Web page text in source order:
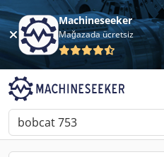
Machineseeker
Mağazada ücretsiz